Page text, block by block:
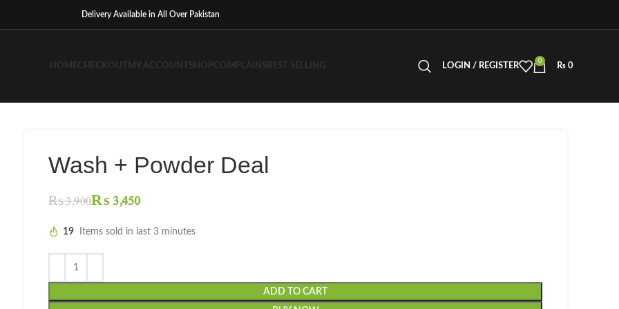
Delivery Available in All Over Pakistan
HOMECHECKOUT MY ACCOUNT SHOPCOMPLAINS BEST SELLING LOGIN / REGISTER
0
₨ 0
Wash + Powder Deal
₨3,900₨3,450
19 Items sold in last 3 minutes
ADD TO CART